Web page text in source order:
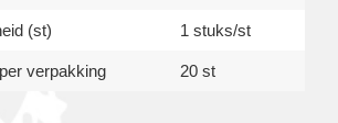
(st) 1 stuks/st
verpakking 20 st